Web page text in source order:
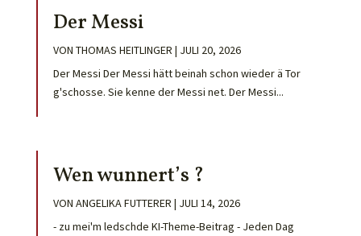
Der Messi
VON THOMAS HEITLINGER | JULI 20, 2026
Der Messi Der Messi hätt beinah schon wieder ä Tor
g'schosse. Sie kenne der Messi net. Der Messi...
Wen wunnert’s ?
VON ANGELIKA FUTTERER | JULI 14, 2026
- zu mei'm ledschde KI-Theme-Beitrag - Jeden Dag